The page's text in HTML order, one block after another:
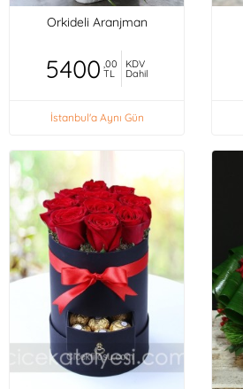
Orkideli Aranjman
5400 ,00
TL
KDV
Dahil
İstanbul'a Aynı Gün